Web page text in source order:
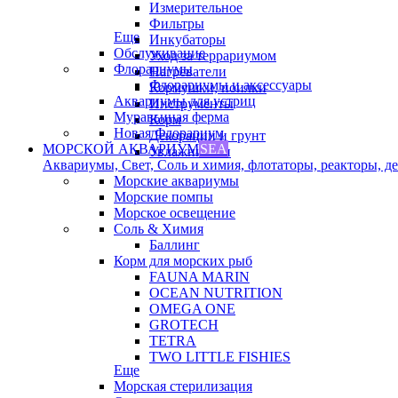
Измерительное
Фильтры
Инкубаторы
Уход за террариумом
Нагреватели
Кормушки, поилки
Инструменты
Корм
Декорации и грунт
Увлажнители
Еще
Обслуживание
Флорариумы
Флорариумы и аксессуары
Аквариумы для устриц
Муравьиная ферма
Новая Флорариум
МОРСКОЙ АКВАРИУМSEA
Аквариумы, Свет, Соль и химия, флотаторы, реакторы,
Морские аквариумы
Морские помпы
Морское освещение
Соль & Химия
Баллинг
Корм для морских рыб
FAUNA MARIN
OCEAN NUTRITION
OMEGA ONE
GROTECH
TETRA
TWO LITTLE FISHIES
Еще
Морская стерилизация